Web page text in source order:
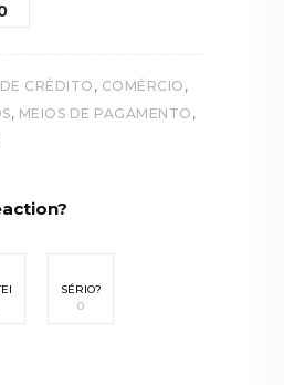
CRÉDITO , COMÉRCIO ,
, MEIOS DE PAGAMENTO ,
SÉRIO?
0